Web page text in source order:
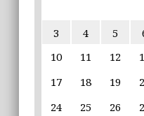
14:44
Ахмат Кадыров
«Нохчийн
13:50
MAX даст
3
4 5
10
11 12
17
18 19
24
25 26